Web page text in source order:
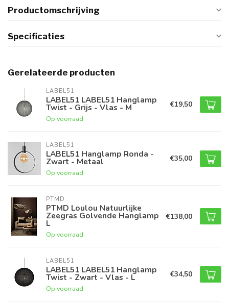
Productomschrijving
Specificaties
Gerelateerde producten
LABEL51
LABEL51 LABEL51 Hanglamp
Twist - Grijs - Vlas - M
Op voorraad
€19,50
LABEL51
LABEL51 Hanglamp Ronda -
Zwart - Metaal
Op voorraad
€35,00
PTMD
PTMD Loulou Natuurlijke
Zeegras Golvende Hanglamp
L
Op voorraad
€138,00
LABEL51
LABEL51 LABEL51 Hanglamp
Twist - Zwart - Vlas - L
Op voorraad
€34,50